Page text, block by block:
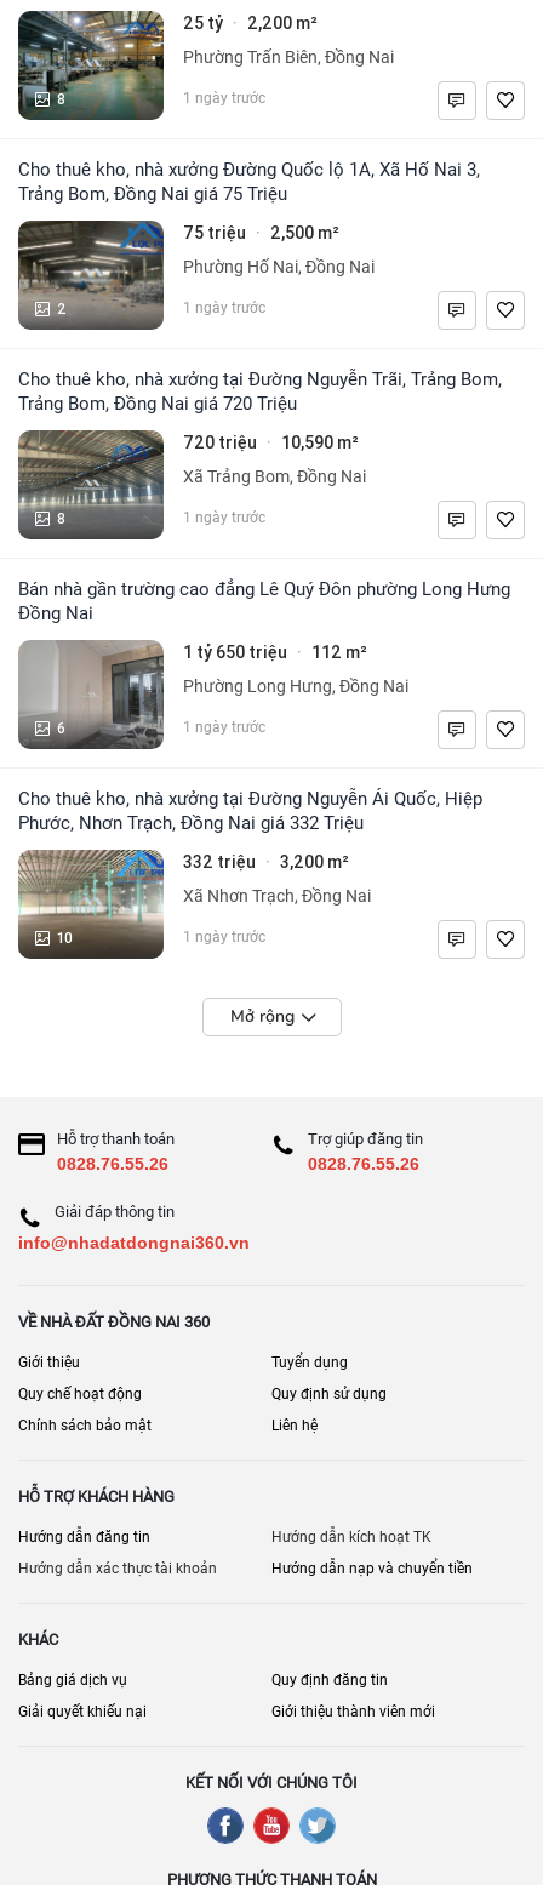
8
25 tỷ · 2,200 m²
Phường Trấn Biên, Đồng Nai
1 ngày trước
Cho thuê kho, nhà xưởng Đường Quốc lộ 1A, Xã Hố Nai 3,
Trảng Bom, Đồng Nai giá 75 Triệu
2
75 triệu · 2,500 m²
Phường Hố Nai, Đồng Nai
1 ngày trước
Cho thuê kho, nhà xưởng tại Đường Nguyễn Trãi, Trảng Bom,
Trảng Bom, Đồng Nai giá 720 Triệu
8
720 triệu · 10,590 m²
Xã Trảng Bom, Đồng Nai
1 ngày trước
Bán nhà gần trường cao đẳng Lê Quý Đôn phường Long Hưng
Đồng Nai
6
1 tỷ 650 triệu · 112 m²
Phường Long Hưng, Đồng Nai
1 ngày trước
Cho thuê kho, nhà xưởng tại Đường Nguyễn Ái Quốc, Hiệp
Phước, Nhơn Trạch, Đồng Nai giá 332 Triệu
10
332 triệu · 3,200 m²
Xã Nhơn Trạch, Đồng Nai
1 ngày trước
Mở rộng
Hỗ trợ thanh toán
0828.76.55.26
Trợ giúp đăng tin
0828.76.55.26
Giải đáp thông tin
info@nhadatdongnai360.vn
VỀ NHÀ ĐẤT ĐỒNG NAI 360
Giới thiệu
Tuyển dụng
Quy chế hoạt động
Quy định sử dụng
Chính sách bảo mật
Liên hệ
HỖ TRỢ KHÁCH HÀNG
Hướng dẫn đăng tin
Hướng dẫn kích hoạt TK
Hướng dẫn xác thực tài khoản
Hướng dẫn nạp và chuyển tiền
KHÁC
Bảng giá dịch vụ
Quy định đăng tin
Giải quyết khiếu nại
Giới thiệu thành viên mới
KẾT NỐI VỚI CHÚNG TÔI
PHƯƠNG THỨC THANH TOÁN